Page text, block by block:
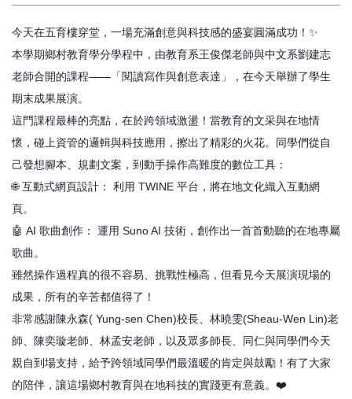
今天在五育樓穿堂，一場充滿創意與科技感的盛宴圓滿成功！✨
本學期鄉村教育學分學程中，由教育系王俊傑老師與中文系劉建志
老師合開的課程——「閱讀寫作與創意表達」，在今天舉辦了學生
期末成果展演。
這門課程最棒的亮點，在於跨領域激盪！當教育的文采與在地情
懷，碰上資管的邏輯與科技應用，擦出了精彩的火花。同學們從自
己發想腳本、規劃文案，到動手操作高難度的數位工具：
🌐 互動式網頁設計： 利用 TWINE 平台，將在地文化織入互動網
頁。
🤖 AI 歌曲創作： 運用 Suno AI 技術，創作出一首首動聽的在地專屬
歌曲。
雖然操作過程真的很不容易、挑戰性極高，但看見今天展演現場的
成果，所有的辛苦都值得了！
非常感謝陳永森( Yung-sen Chen)校長、林曉雯(Sheau-Wen Lin)老
師、陳奕璇老師、林孟安老師，以及眾多師長、同仁與同學們今天
親自到場支持，給予跨領域同學們最溫暖的肯定與鼓勵！有了大家
的陪伴，讓這場鄉村教育與在地科技的實踐更有意義。❤️